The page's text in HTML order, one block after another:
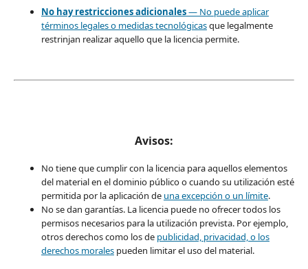
No hay restricciones adicionales— No puede aplicar
términos legales o medidas tecnológicasque legalmente
restrinjan realizar aquello que la licencia permite.
Avisos:
No tiene que cumplir con la licencia para aquellos elementos
del material en el dominio público o cuando su utilización esté
permitida por la aplicación de una excepción o un límite.
No se dan garantías. La licencia puede no ofrecer todos los
permisos necesarios para la utilización prevista. Por ejemplo,
otros derechos como los de publicidad, privacidad, o los
derechos moralespueden limitar el uso del material.